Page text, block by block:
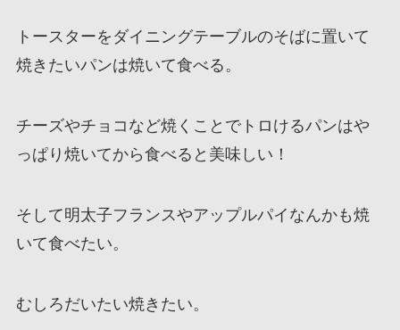
トースターをダイニングテーブルのそばに置いて
焼きたいパンは焼いて食べる。
チーズやチョコなど焼くことでトロけるパンはや
っぱり焼いてから食べると美味しい！
そして明太子フランスやアップルパイなんかも焼
いて食べたい。
むしろだいたい焼きたい。